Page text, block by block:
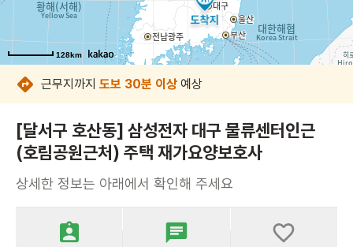
128km
128km
128km
128km
128km
128km
128km
128km
근무지까지 도보 30분 이상 예상
[달서구 호산동] 삼성전자 대구 물류센터인근
(호림공원근처) 주택 재가요양보호사
상세한 정보는 아래에서 확인해 주세요